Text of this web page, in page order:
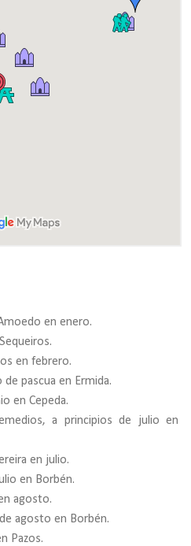
en enero.
en febrero.
pascua en Ermida.
en Cepeda.
a principios de julio en
en julio.
en Borbén.
agosto.
agosto en Borbén.
Pazos.